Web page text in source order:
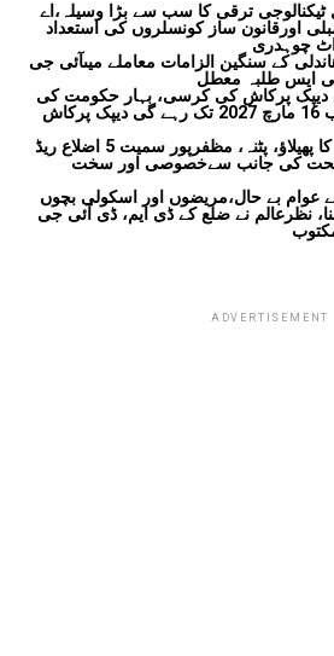
ٹیکنالوجی ترقی کا سب سے بڑا وسیلہ،اے
اورقانون ساز کونسلروں کی استعداد
چوہدری
کے سنگین الزامات معاملے میںآئی جی
دیپک پرکاش کی کرسی، بہار حکومت کی
سفارش پر لیا گیا فیصلہ،اب 16 مارچ 2027 تک رہے گی دیپک پرکاش
بہار کے 5 اضلاع میں ڈینگو کا پھیلاؤ، پٹنہ، مظفرپور سمیت 5 اضلاع ریڈ
کی جانب سےخصوصی اور سخت
عوام بے حال،مریضوں اور اسکولی بچوں
نظرعالم نے ضلع کے ڈی ایم، ڈی آئی جی
ADVERTISEMENT